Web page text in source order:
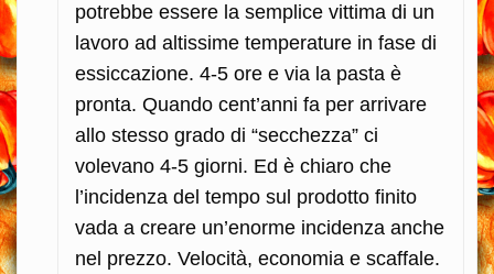
potrebbe essere la semplice vittima di un
lavoro ad altissime temperature in fase di
essiccazione. 4-5 ore e via la pasta è
pronta. Quando cent’anni fa per arrivare
allo stesso grado di “secchezza” ci
volevano 4-5 giorni. Ed è chiaro che
l’incidenza del tempo sul prodotto finito
vada a creare un’enorme incidenza anche
nel prezzo. Velocità, economia e scaffale.